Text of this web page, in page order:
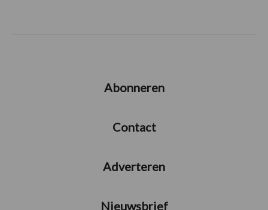
Abonneren
Contact
Adverteren
Nieuwsbrief